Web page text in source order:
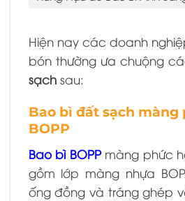
Hiện nay các doanh
bón thường ưa chuộng
sạchsau:
Bao bì đất sạch màng
BOPP
Bao bì BOPP màng phức
gồm lớp màng nhựa
ống đồng và tráng ghép